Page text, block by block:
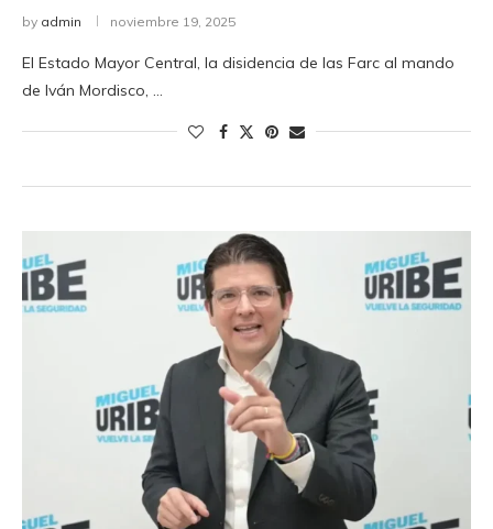
by admin noviembre 19, 2025
El Estado Mayor Central, la disidencia de las Farc al mando
de Iván Mordisco, …